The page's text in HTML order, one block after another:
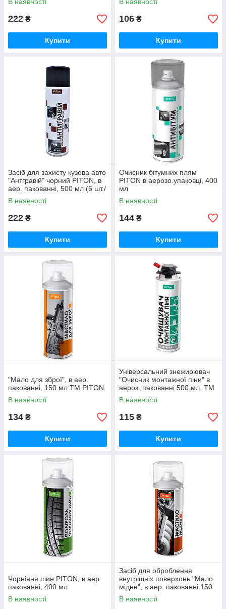
222 ₴
Купити
106 ₴
Купити
Засіб для захисту кузова авто
"Антгравій" чорний PITON, в
аер. пакованні, 500 мл (6 шт./
пач.)
В наявності
222 ₴
Купити
Очисник бітумних плям
PITON в аерозо.упаковці, 400
мл
В наявності
144 ₴
Купити
"Мало для зброї", в аер.
пакованні, 150 мл ТМ PITON
В наявності
134 ₴
Купити
Універсальний знежирювач
"Очисник монтажної піни" в
аероз. пакованні 500 мл, ТМ
"PITON"
В наявності
115 ₴
Купити
Чорніння шин PITON, в аер.
пакованні, 400 мл
В наявності
Засіб для оброблення
внутрішніх поверхонь "Мало
мідне", в аер. пакованні 150
мл.ТМ "PITON"
В наявності